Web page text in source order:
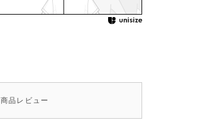
商品 レビュー